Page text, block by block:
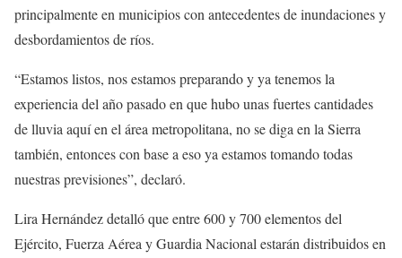
principalmente en municipios con antecedentes de inundaciones y
desbordamientos de ríos.
“Estamos listos, nos estamos preparando y ya tenemos la
experiencia del año pasado en que hubo unas fuertes cantidades
de lluvia aquí en el área metropolitana, no se diga en la Sierra
también, entonces con base a eso ya estamos tomando todas
nuestras previsiones”, declaró.
Lira Hernández detalló que entre 600 y 700 elementos del
Ejército, Fuerza Aérea y Guardia Nacional estarán distribuidos en